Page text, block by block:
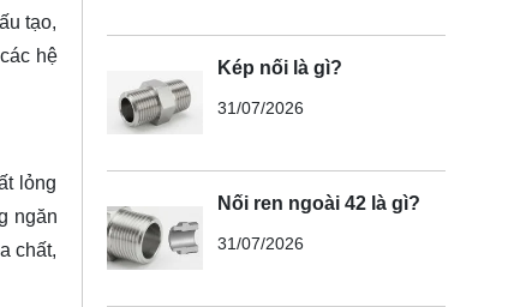
tạo,
hệ
lỏng
ngăn
chất,
Kép nối là gì?
31/07/2026
Nối ren ngoài 42 là gì?
31/07/2026